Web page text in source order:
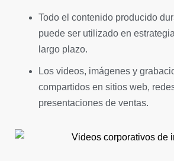
Todo el contenido producido
puede ser utilizado en
largo plazo.
Los videos, imágenes y
compartidos en sitios web,
presentaciones de ventas.